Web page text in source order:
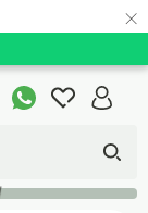
×